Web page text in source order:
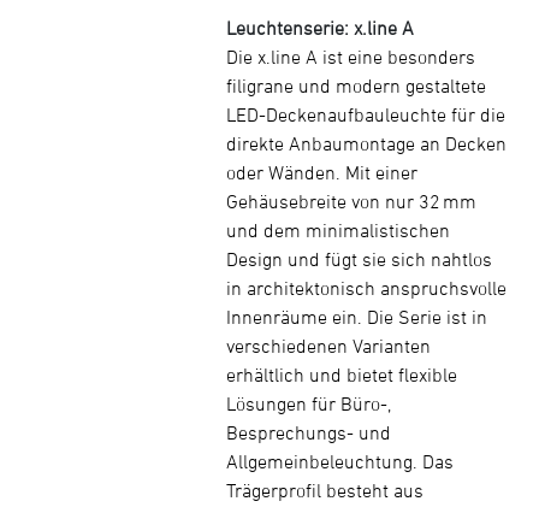
Leuchtenserie: x.line A
Die x.line A ist eine besonders
filigrane und modern gestaltete
LED-Deckenaufbauleuchte für die
direkte Anbaumontage an Decken
oder Wänden. Mit einer
Gehäusebreite von nur 32 mm
und dem minimalistischen
Design und fügt sie sich nahtlos
in architektonisch anspruchsvolle
Innenräume ein. Die Serie ist in
verschiedenen Varianten
erhältlich und bietet flexible
Lösungen für Büro-,
Besprechungs- und
Allgemeinbeleuchtung. Das
Trägerprofil besteht aus